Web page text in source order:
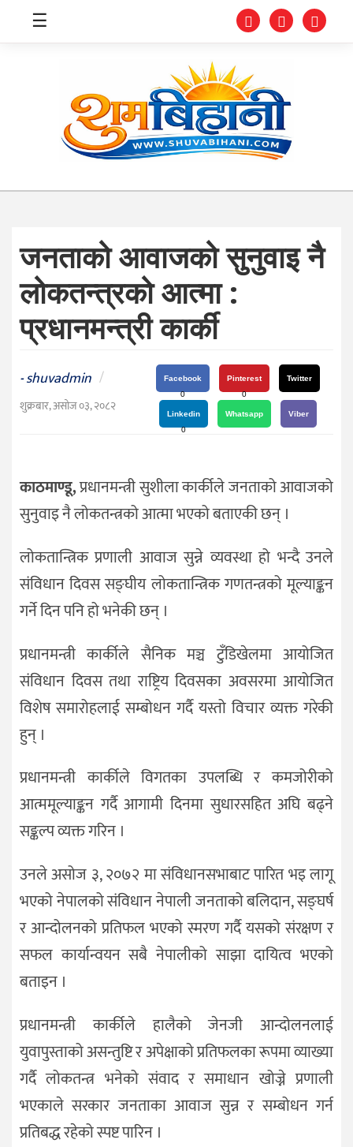
स्वास्थ्य
संघीय
प्रविधि
जीवनशैली
दर्शन
/
संस्कृति
राजनीति
☰
जनताको आवाजको सुनुवाइ नै
लोकतन्त्रको आत्मा :
प्रधानमन्त्री कार्की
-shuvadmin /
शुक्रबार, असोज ०३, २०८२
Facebook
0
Pinterest
0
Twitter
Linkedin
0
Whatsapp Viber
काठमाण्डू,प्रधानमन्त्री सुशीला कार्कीले जनताको आवाजको
सुनुवाइ नै लोकतन्त्रको आत्मा भएको बताएकी छन् ।
लोकतान्त्रिक प्रणाली आवाज सुन्ने व्यवस्था हो भन्दै उनले
संविधान दिवस सङ्घीय लोकतान्त्रिक गणतन्त्रको मूल्याङ्कन
गर्ने दिन पनि हो भनेकी छन् ।
प्रधानमन्त्री कार्कीले सैनिक मञ्च टुँडिखेलमा आयोजित
संविधान दिवस तथा राष्ट्रिय दिवसका अवसरमा आयोजित
विशेष समारोहलाई सम्बोधन गर्दै यस्तो विचार व्यक्त गरेकी
हुन् ।
प्रधानमन्त्री कार्कीले विगतका उपलब्धि र कमजोरीको
आत्ममूल्याङ्कन गर्दै आगामी दिनमा सुधारसहित अघि बढ्ने
सङ्कल्प व्यक्त गरिन ।
उनले असोज ३, २०७२ मा संविधानसभाबाट पारित भइ लागू
भएको नेपालको संविधान नेपाली जनताको बलिदान, सङ्घर्ष
र आन्दोलनको प्रतिफल भएको स्मरण गर्दै यसको संरक्षण र
सफल कार्यान्वयन सबै नेपालीको साझा दायित्व भएको
बताइन ।
प्रधानमन्त्री कार्कीले हालैको जेनजी आन्दोलनलाई
युवापुस्ताको असन्तुष्टि र अपेक्षाको प्रतिफलका रूपमा व्याख्या
गर्दै लोकतन्त्र भनेको संवाद र समाधान खोज्ने प्रणाली
भएकाले सरकार जनताका आवाज सुन्न र सम्बोधन गर्न
प्रतिबद्ध रहेको स्पष्ट पारिन ।